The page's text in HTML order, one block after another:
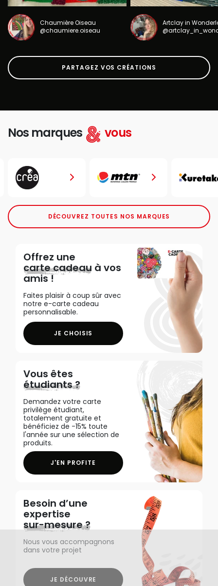
Chaumière Oiseau
@chaumiere.oiseau
Artclay in
PARTAGEZ VOS CRÉATIONS
Nos marques vous
DÉCOUVREZ TOUTES NOS MARQUES
Offrez une
carte cadeau à vos
amis !
Faites plaisir à coup sûr avec
notre e-carte cadeau
personnalisable.
JE CHOISIS
Vous êtes
étudiants ?
Demandez votre carte
privilège étudiant,
totalement gratuite et
bénéficiez de -15% toute
l'année sur une sélection de
produits.
J'EN PROFITE
Besoin d’une
expertise
sur-mesure ?
Nous vous accompagnons
dans votre projet
JE DÉCOUVRE